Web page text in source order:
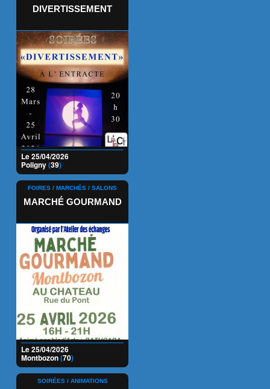
DIVERTISSEMENT
Le 25/04/2026
Poligny(39)
FOIRES / MARCHÉS / SALONS
MARCHÉ GOURMAND
Le 25/04/2026
Montbozon(70)
SOIRÉES / ANIMATIONS